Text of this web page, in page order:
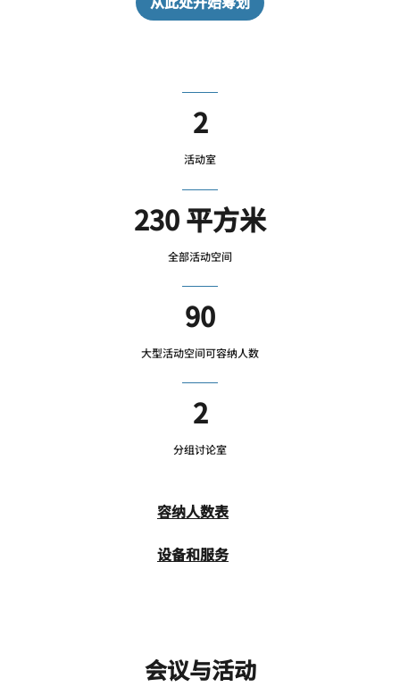
2
活动室
230 平方米
全部活动空间
90
大型活动空间可容纳人数
2
分组讨论室
容纳人数表
设备和服务
会议与活动